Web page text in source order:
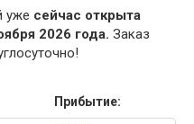
уже сейчас открыта
2026 года. Заказ
Прибытие: